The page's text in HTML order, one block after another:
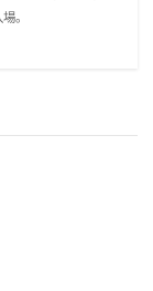
場。